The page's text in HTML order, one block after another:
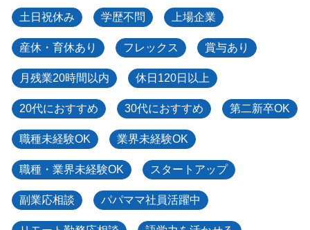
土日祝休み 学歴不問 上場企業
産休・育休あり フレックス 賞与あり
月残業20時間以内 休日120日以上
20代におすすめ 30代におすすめ 第二新卒OK
職種未経験OK 業界未経験OK
職種・業界未経験OK スタートアップ
副業応相談 パパママ社員活躍中